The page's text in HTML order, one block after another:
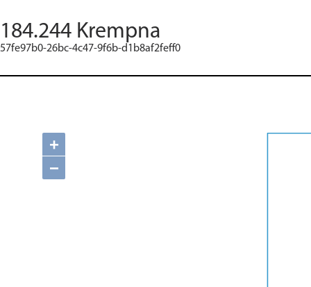
184.244 Krempna
57fe97b0-26bc-4c47-9f6b-d1b8af2feff0
+
−